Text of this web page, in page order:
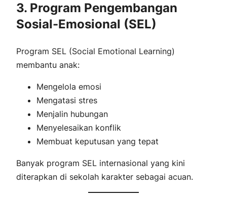
3. Program Pengembangan
Sosial-Emosional (SEL)
Program SEL (Social Emotional Learning)
membantu anak:
Mengelola emosi
Mengatasi stres
Menjalin hubungan
Menyelesaikan konflik
Membuat keputusan yang tepat
Banyak program SEL internasional yang kini
diterapkan di sekolah karakter sebagai acuan.